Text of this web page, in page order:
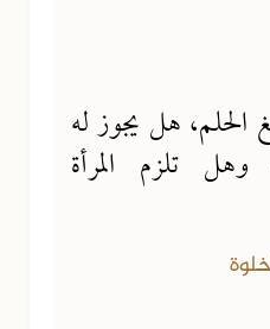
الحلم، هل يجوز له
وهل تلزم المرأة